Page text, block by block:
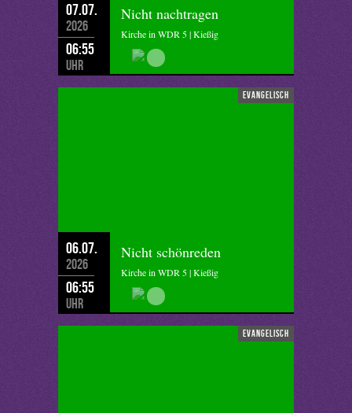
07.07.
2026
06:55
Uhr
Nicht nachtragen
Kirche in WDR 5 | Kießig
evangelisch
06.07.
2026
06:55
Uhr
Nicht schönreden
Kirche in WDR 5 | Kießig
evangelisch